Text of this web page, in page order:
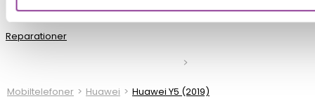
Reparationer
Mobiltelefoner > Huawei > Huawei Y5 (2019)